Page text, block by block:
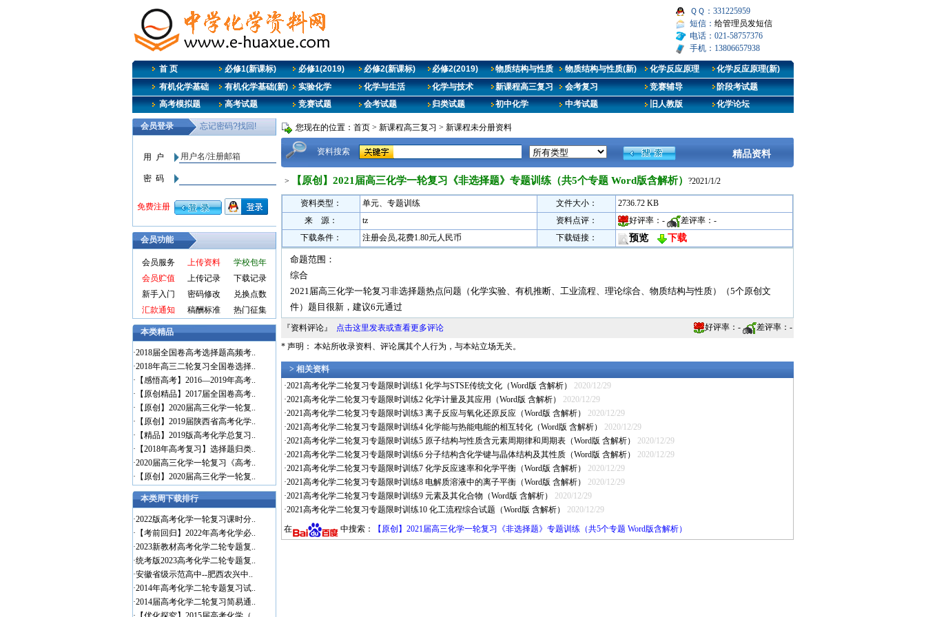
ＱＱ：331225959
短信： 给管理员发短信
电话：021-58757376
手机：13806657938
首 页 必修1(新课标) 必修1(2019) 必修2(新课标) 必修2(2019) 物质结构与性质 物质结构与性质(新) 化学反应原理
化学反应原理(新)
有机化学基础
有机化学基础(新) 实验化学 化学与生活 化学与技术 新课程高三复习 会考复习 竞赛辅导
阶段考试题
高考模拟题
高考试题 竞赛试题 会考试题 归类试题 初中化学 中考试题 旧人教版 化学论坛
会员功能
会员服务 上传资料
学校包年
会员贮值
上传记录
下载记录
新手入门
密码修改
兑换点数
汇款通知
稿酬标准 热门征集
本类精品
·2018届全国卷高考选择题高频考..
·2018年高三二轮复习全国卷选择..
· 【感悟高考】2016—2019年高考..
· 【原创精品】2017届全国卷高考..
· 【原创】2020届高三化学一轮复..
· 【原创】2019届陕西省高考化学..
· 【精品】2019版高考化学总复习..
· 【2018年高考复习】选择题归类..
·2020届高三化学一轮复习《高考..
· 【原创】2020届高三化学一轮复..
本类周下载排行
·2022版高考化学一轮复习课时分..
· 【考前回归】2022年高考化学必..
·2023新教材高考化学二轮专题复..
·统考版2023高考化学二轮专题复..
·安徽省级示范高中--肥西农兴中..
·2014年高考化学二轮专题复习试..
·2014届高考化学二轮复习简易通..
您现在的位置： 首页 > 新课程高三复习 > 新课程未分册资料
资料搜索 精品资料
> 【原创】2021届高三化学一轮复习《非选择题》专题训练（共5个专题 Word版含解析） ?2021/1/2
资料类型： 单元、专题训练 文件大小：
2736.72 KB
来 源：
tz 资料点评： 好评率： - 差评率： -
下载条件：
注册会员,花费1.80元人民币 下载链接： 预览 下载
命题范围：
综合
2021届高三化学一轮复习非选择题热点问题（化学实验、有机推断、工业流程、理论综合、物质结构与性质）（5个原创文
件）题目很新，建议6元通过
『资料评论』 点击这里发表或查看更多评论 好评率： - 差评率： -
* 声明： 本站所收录资料、评论属其个人行为，与本站立场无关。
> 相关资料
·2021高考化学二轮复习专题限时训练1 化学与STSE传统文化（Word版 含解析）
2020/12/29
·2021高考化学二轮复习专题限时训练2 化学计量及其应用（Word版 含解析）
2020/12/29
·2021高考化学二轮复习专题限时训练3 离子反应与氧化还原反应（Word版 含解析）
2020/12/29
·2021高考化学二轮复习专题限时训练4 化学能与热能电能的相互转化（Word版 含解析）
2020/12/29
·2021高考化学二轮复习专题限时训练5 原子结构与性质含元素周期律和周期表（Word版 含解析）
2020/12/29
·2021高考化学二轮复习专题限时训练6 分子结构含化学键与晶体结构及其性质（Word版 含解析）
2020/12/29
·2021高考化学二轮复习专题限时训练7 化学反应速率和化学平衡（Word版 含解析）
2020/12/29
·2021高考化学二轮复习专题限时训练8 电解质溶液中的离子平衡（Word版 含解析）
2020/12/29
·2021高考化学二轮复习专题限时训练9 元素及其化合物（Word版 含解析）
2020/12/29
·2021高考化学二轮复习专题限时训练10 化工流程综合试题（Word版 含解析）
2020/12/29
在
中搜索： 【原创】2021届高三化学一轮复习《非选择题》专题训练（共5个专题 Word版含解析）